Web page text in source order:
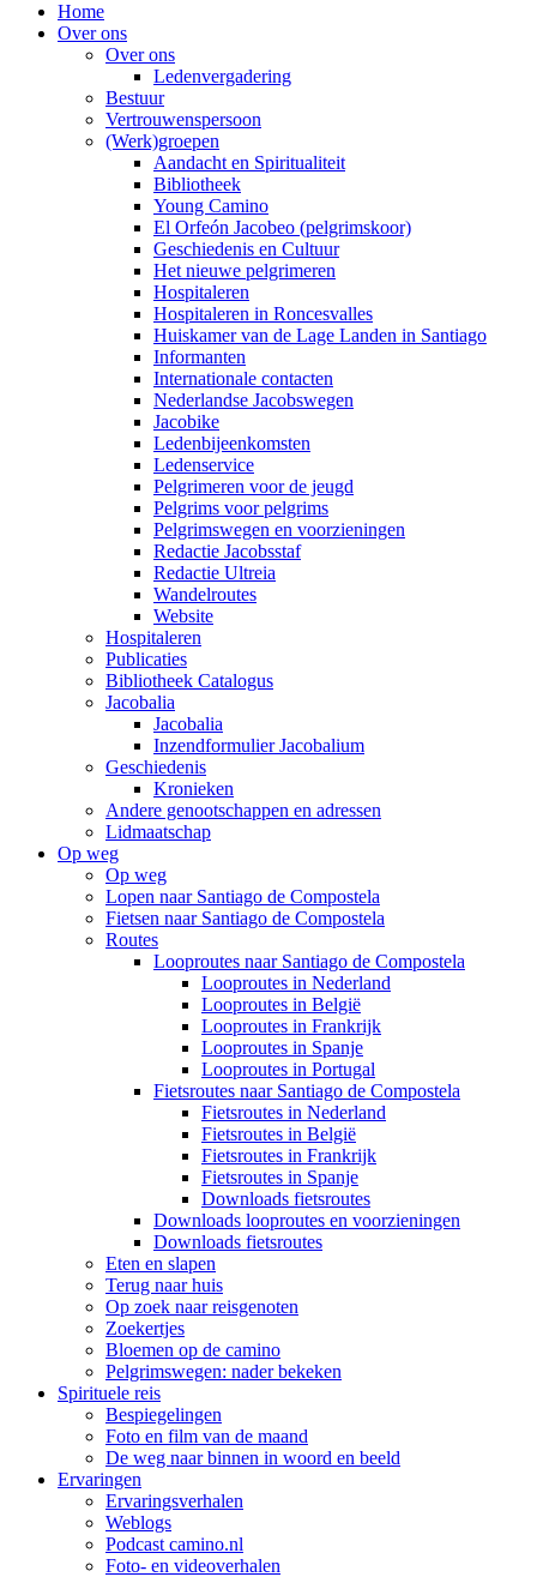
Home
Over ons
Over ons
Ledenvergadering
Bestuur
Vertrouwenspersoon
(Werk)groepen
Aandacht en Spiritualiteit
Bibliotheek
Young Camino
El Orfeón Jacobeo (pelgrimskoor)
Geschiedenis en Cultuur
Het nieuwe pelgrimeren
Hospitaleren
Hospitaleren in Roncesvalles
Huiskamer van de Lage Landen in Santiago
Informanten
Internationale contacten
Nederlandse Jacobswegen
Jacobike
Ledenbijeenkomsten
Ledenservice
Pelgrimeren voor de jeugd
Pelgrims voor pelgrims
Pelgrimswegen en voorzieningen
Redactie Jacobsstaf
Redactie Ultreia
Wandelroutes
Website
Hospitaleren
Publicaties
Bibliotheek Catalogus
Jacobalia
Jacobalia
Inzendformulier Jacobalium
Geschiedenis
Kronieken
Andere genootschappen en adressen
Lidmaatschap
Op weg
Op weg
Lopen naar Santiago de Compostela
Fietsen naar Santiago de Compostela
Routes
Looproutes naar Santiago de Compostela
Looproutes in Nederland
Looproutes in België
Looproutes in Frankrijk
Looproutes in Spanje
Looproutes in Portugal
Fietsroutes naar Santiago de Compostela
Fietsroutes in Nederland
Fietsroutes in België
Fietsroutes in Frankrijk
Fietsroutes in Spanje
Downloads fietsroutes
Downloads looproutes en voorzieningen
Downloads fietsroutes
Eten en slapen
Terug naar huis
Op zoek naar reisgenoten
Zoekertjes
Bloemen op de camino
Pelgrimswegen: nader bekeken
Spirituele reis
Bespiegelingen
Foto en film van de maand
De weg naar binnen in woord en beeld
Ervaringen
Ervaringsverhalen
Weblogs
Podcast camino.nl
Foto- en videoverhalen